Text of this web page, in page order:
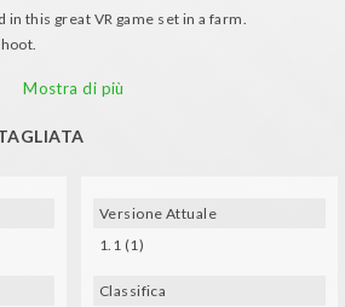
this great VR game set in a farm.
Mostra di più
Versione Attuale
1.1 (1)
Classifica